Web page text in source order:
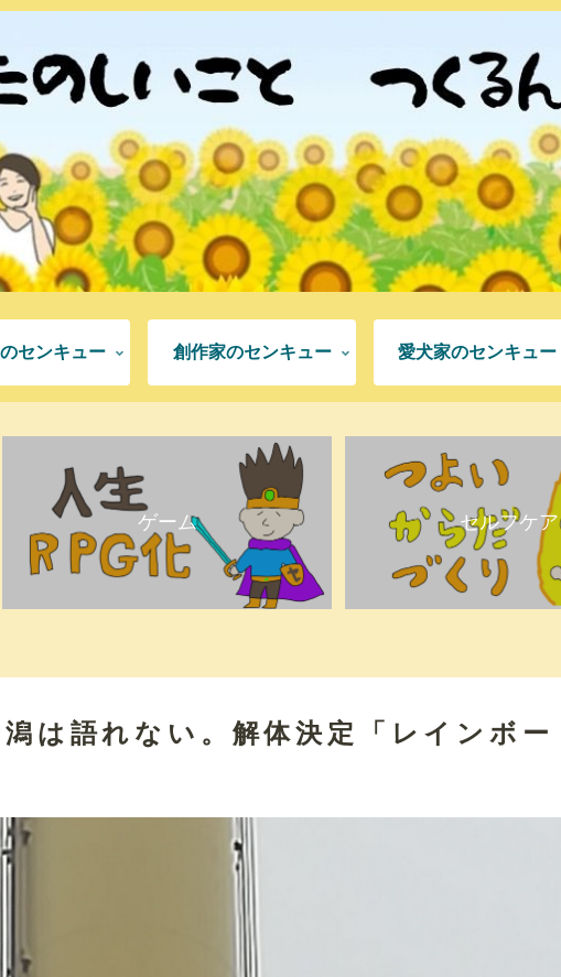
センキュー 創作家のセンキュー 愛犬家のセンキュー
ゲーム セルフケア
は語れない。解体決定「レインボー